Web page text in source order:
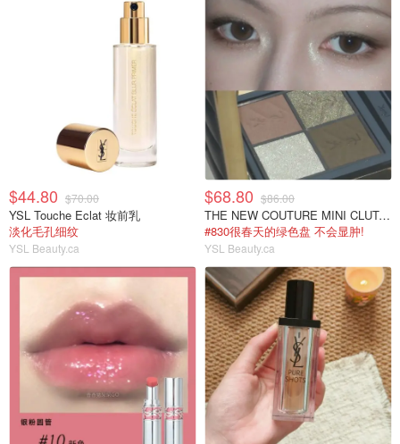
$44.80 $70.00
YSL Touche Eclat 妆前乳
淡化毛孔细纹
YSL Beauty.ca
$68.80 $86.00
THE NEW COUTURE MINI CLUTCH 四色眼影盘
#830很春天的绿色盘 不会显肿!
YSL Beauty.ca